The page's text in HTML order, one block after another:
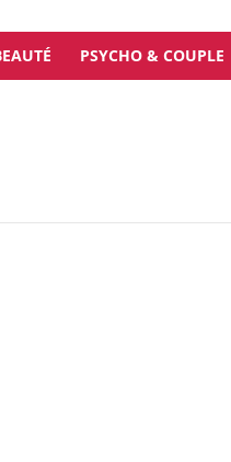
PSYCHO & COUPLE